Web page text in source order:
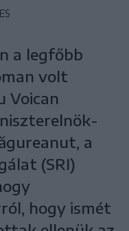
a legfőbb
volt
Voican
a
(SRI)
hogy ismét